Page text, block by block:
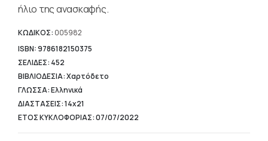
ήλιο της ανασκαφής.
ΚΩΔΙΚΟΣ: 005982
ISBN: 9786182150375
ΣΕΛΙΔΕΣ: 452
ΒΙΒΛΙΟΔΕΣΙΑ: Χαρτόδετο
ΓΛΩΣΣΑ: Ελληνικά
ΔΙΑΣΤΑΣΕΙΣ: 14x21
ΕΤΟΣ ΚΥΚΛΟΦΟΡΙΑΣ: 07/07/2022